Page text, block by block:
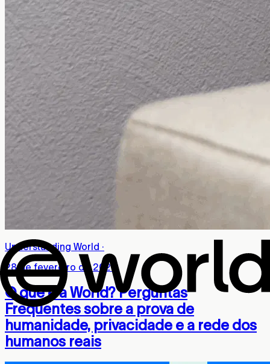
Understanding World ·
28 de fevereiro de 2026
O que é a World? Perguntas
Frequentes sobre a prova de
humanidade, privacidade e a rede dos
humanos reais